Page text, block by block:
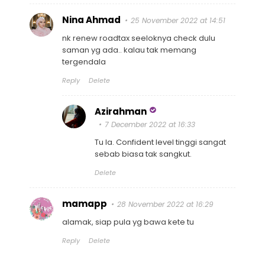
Nina Ahmad 25 November 2022 at 14:51
nk renew roadtax seeloknya check dulu
saman yg ada.. kalau tak memang
tergendala
Reply Delete
Azirahman
7 December 2022 at 16:33
Tu la. Confident level tinggi sangat
sebab biasa tak sangkut.
Delete
mamapp 28 November 2022 at 16:29
alamak, siap pula yg bawa kete tu
Reply Delete